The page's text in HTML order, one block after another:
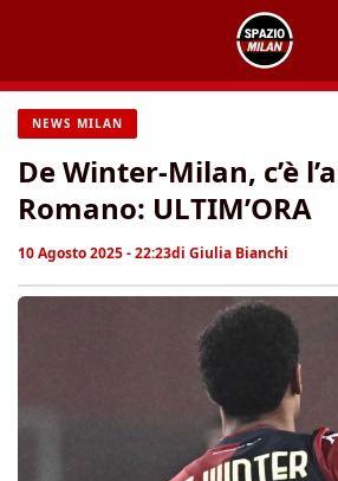
contenuto
NEWS MILAN
De Winter-Milan, c’è
Romano: ULTIM’ORA
10 Agosto 2025 - 22:23di Giulia Bianchi